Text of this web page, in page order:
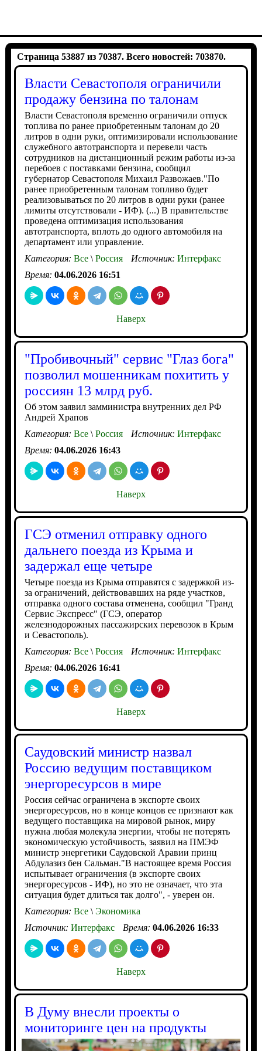
Страница 53887 из 70387. Всего новостей: 703870.
Власти Севастополя ограничили
продажу бензина по талонам
Власти Севастополя временно ограничили отпуск
топлива по ранее приобретенным талонам до 20
литров в одни руки, оптимизировали использование
служебного автотранспорта и перевели часть
сотрудников на дистанционный режим работы из-за
перебоев с поставками бензина, сообщил
губернатор Севастополя Михаил Развожаев."По
ранее приобретенным талонам топливо будет
реализовываться по 20 литров в одни руки (ранее
лимиты отсутствовали - ИФ). (...) В правительстве
проведена оптимизация использования
автотранспорта, вплоть до одного автомобиля на
департамент или управление.
Категория: Все\Россия Источник: Интерфакс
Время: 04.06.2026 16:51
Наверх
"Пробивочный" сервис "Глаз бога"
позволил мошенникам похитить у
россиян 13 млрд руб.
Об этом заявил замминистра внутренних дел РФ
Андрей Храпов
Категория: Все\Россия Источник: Интерфакс
Время: 04.06.2026 16:43
Наверх
ГСЭ отменил отправку одного
дальнего поезда из Крыма и
задержал еще четыре
Четыре поезда из Крыма отправятся с задержкой из-
за ограничений, действовавших на ряде участков,
отправка одного состава отменена, сообщил "Гранд
Сервис Экспресс" (ГСЭ, оператор
железнодорожных пассажирских перевозок в Крым
и Севастополь).
Категория: Все\Россия Источник: Интерфакс
Время: 04.06.2026 16:41
Наверх
Саудовский министр назвал
Россию ведущим поставщиком
энергоресурсов в мире
Россия сейчас ограничена в экспорте своих
энергоресурсов, но в конце концов ее признают как
ведущего поставщика на мировой рынок, миру
нужна любая молекула энергии, чтобы не потерять
экономическую устойчивость, заявил на ПМЭФ
министр энергетики Саудовской Аравии принц
Абдулазиз бен Сальман."В настоящее время Россия
испытывает ограничения (в экспорте своих
энергоресурсов - ИФ), но это не означает, что эта
ситуация будет длиться так долго", - уверен он.
Категория: Все\Экономика
Источник: Интерфакс Время: 04.06.2026 16:33
Наверх
В Думу внесли проекты о
мониторинге цен на продукты